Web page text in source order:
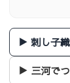
▶ 刺し子
▶ 三河でつ